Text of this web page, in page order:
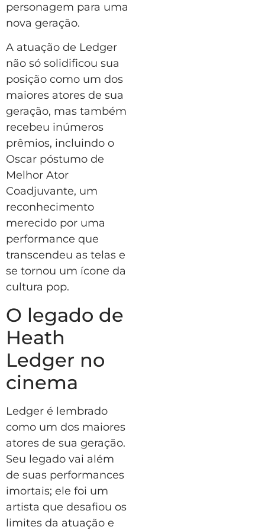
personagem para uma
nova geração.
A atuação de Ledger
não só solidificou sua
posição como um dos
maiores atores de sua
geração, mas também
recebeu inúmeros
prêmios, incluindo o
Oscar póstumo de
Melhor Ator
Coadjuvante, um
reconhecimento
merecido por uma
performance que
transcendeu as telas e
se tornou um ícone da
cultura pop.
O legado de
Heath
Ledger no
cinema
Ledger é lembrado
como um dos maiores
atores de sua geração.
Seu legado vai além
de suas performances
imortais; ele foi um
artista que desafiou os
limites da atuação e